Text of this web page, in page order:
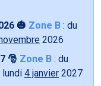
🎃 Zone B : du
2026
🎅 Zone B : du
lundi 4 janvier 2027